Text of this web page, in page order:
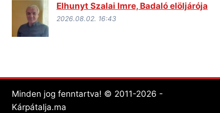
Elhunyt Szalai Imre, Badaló elöljárója
2026.08.02. 16:43
Minden jog fenntartva! © 2011-2026 -
Kárpátalja.ma